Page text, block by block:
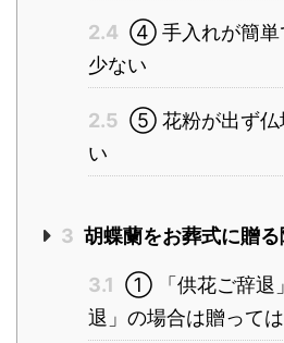
2.4 ④ 手入れが簡単
少ない
2.5 ⑤ 花粉が出ず仏
い
3 胡蝶蘭をお葬式に贈
3.1 ① 「供花ご辞退
退」の場合は贈って